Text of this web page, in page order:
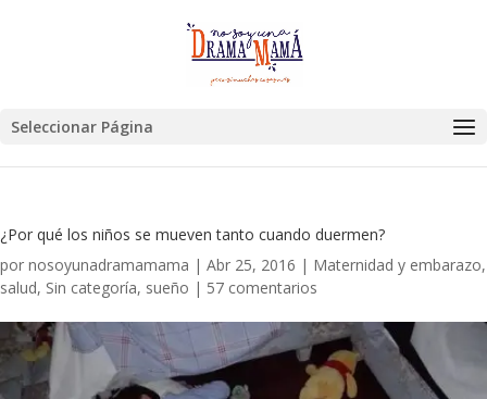
Seleccionar Página
¿Por qué los niños se mueven tanto cuando duermen?
por nosoyunadramamama | Abr 25, 2016 | Maternidad y embarazo,
salud, Sin categoría, sueño | 57 comentarios